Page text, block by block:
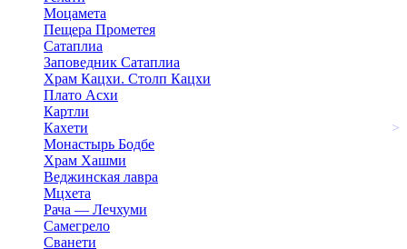
Моцамета
Пещера Прометея
Сатаплиа
Заповедник Сатаплиа
Храм Кацхи. Столп Кацхи
Плато Асхи
Картли
Кахети
>
Монастырь Бодбе
Храм Хашми
Веджинская лавра
Мцхета
Рача — Лечхуми
Самегрело
Сванети